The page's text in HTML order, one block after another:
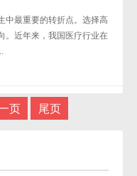
中最重要的转折点。选择高
。近年来，我国医疗行业在
页 尾页